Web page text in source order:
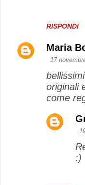
RISPONDI
Maria
17
originali
come
:)